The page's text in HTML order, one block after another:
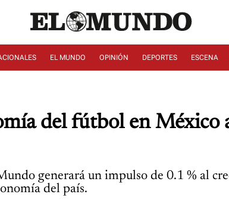
EL MUNDO OPINIÓN DEPORTES ESCENA
del fútbol en México
generará un impulso de 0.1 % al
del país.